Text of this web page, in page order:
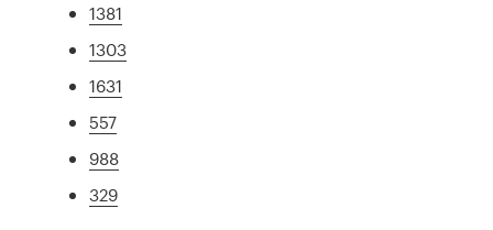
1381
1303
1631
557
988
329